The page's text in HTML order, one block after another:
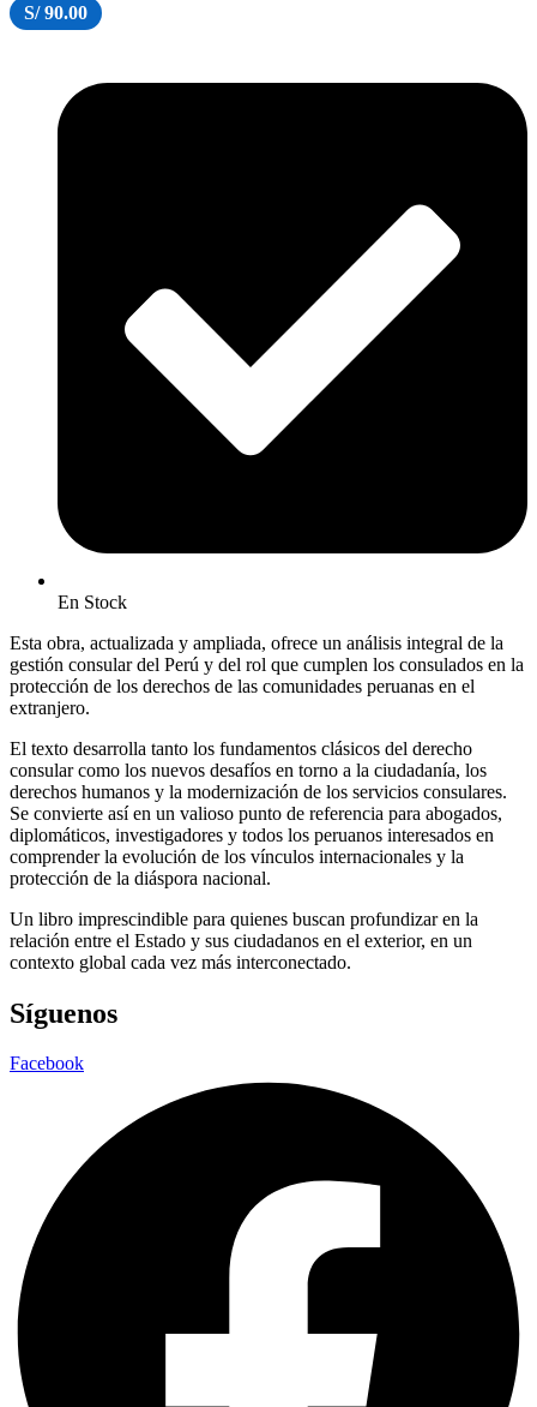
S/90.00
En Stock
Esta obra, actualizada y ampliada, ofrece un análisis integral de la
gestión consular del Perú y del rol que cumplen los consulados en la
protección de los derechos de las comunidades peruanas en el
extranjero.
El texto desarrolla tanto los fundamentos clásicos del derecho
consular como los nuevos desafíos en torno a la ciudadanía, los
derechos humanos y la modernización de los servicios consulares.
Se convierte así en un valioso punto de referencia para abogados,
diplomáticos, investigadores y todos los peruanos interesados en
comprender la evolución de los vínculos internacionales y la
protección de la diáspora nacional.
Un libro imprescindible para quienes buscan profundizar en la
relación entre el Estado y sus ciudadanos en el exterior, en un
contexto global cada vez más interconectado.
Síguenos
Facebook